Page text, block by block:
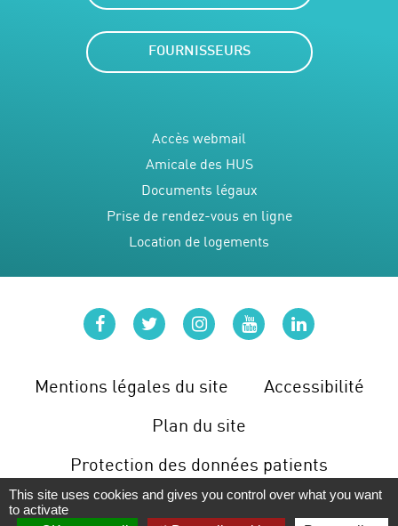
FOURNISSEURS
Accès webmail
Amicale des HUS
Documents légaux
Prise de rendez-vous en ligne
Location de logements
Mentions légales du site
Accessibilité
Plan du site
Protection des données patients
Gérer les cookies
facebooktwitterinstagram
youtubelinkedin
This site uses cookies and gives you control over what you want
to activate